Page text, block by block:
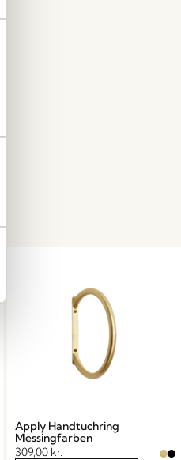
Apply Handtuchring
Messingfarben
309,00 kr.